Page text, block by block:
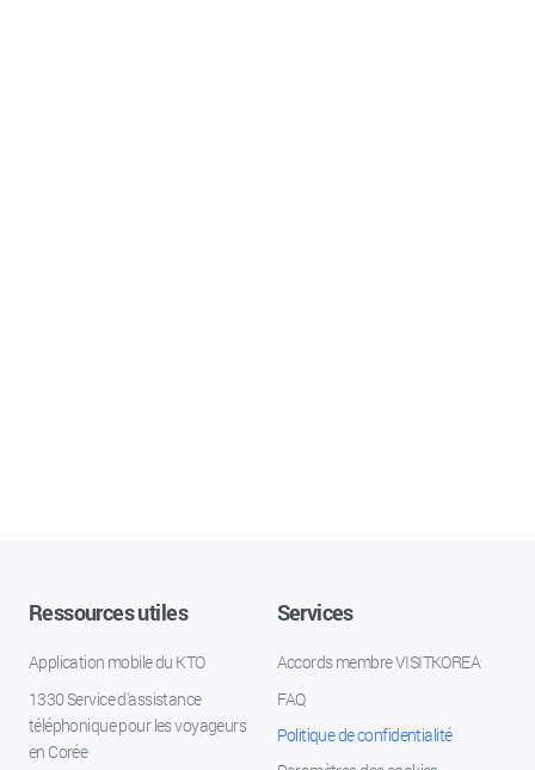
Ressources utiles
Application mobile du KTO
1330 Service d'assistance
téléphonique pour les voyageurs
en Corée
Services
Accords membre VISITKOREA
FAQ
Politique de confidentialité